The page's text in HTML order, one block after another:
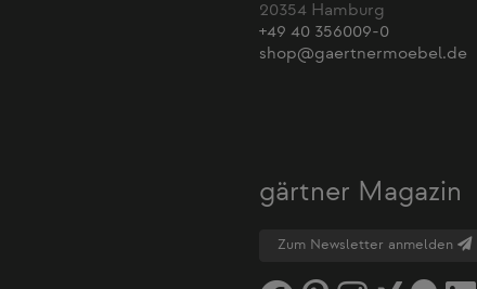
20354 Hamburg
+49 40 356009-0
shop@gaertnermoebel.de
gärtner Magazin
Zum Newsletter anmelden